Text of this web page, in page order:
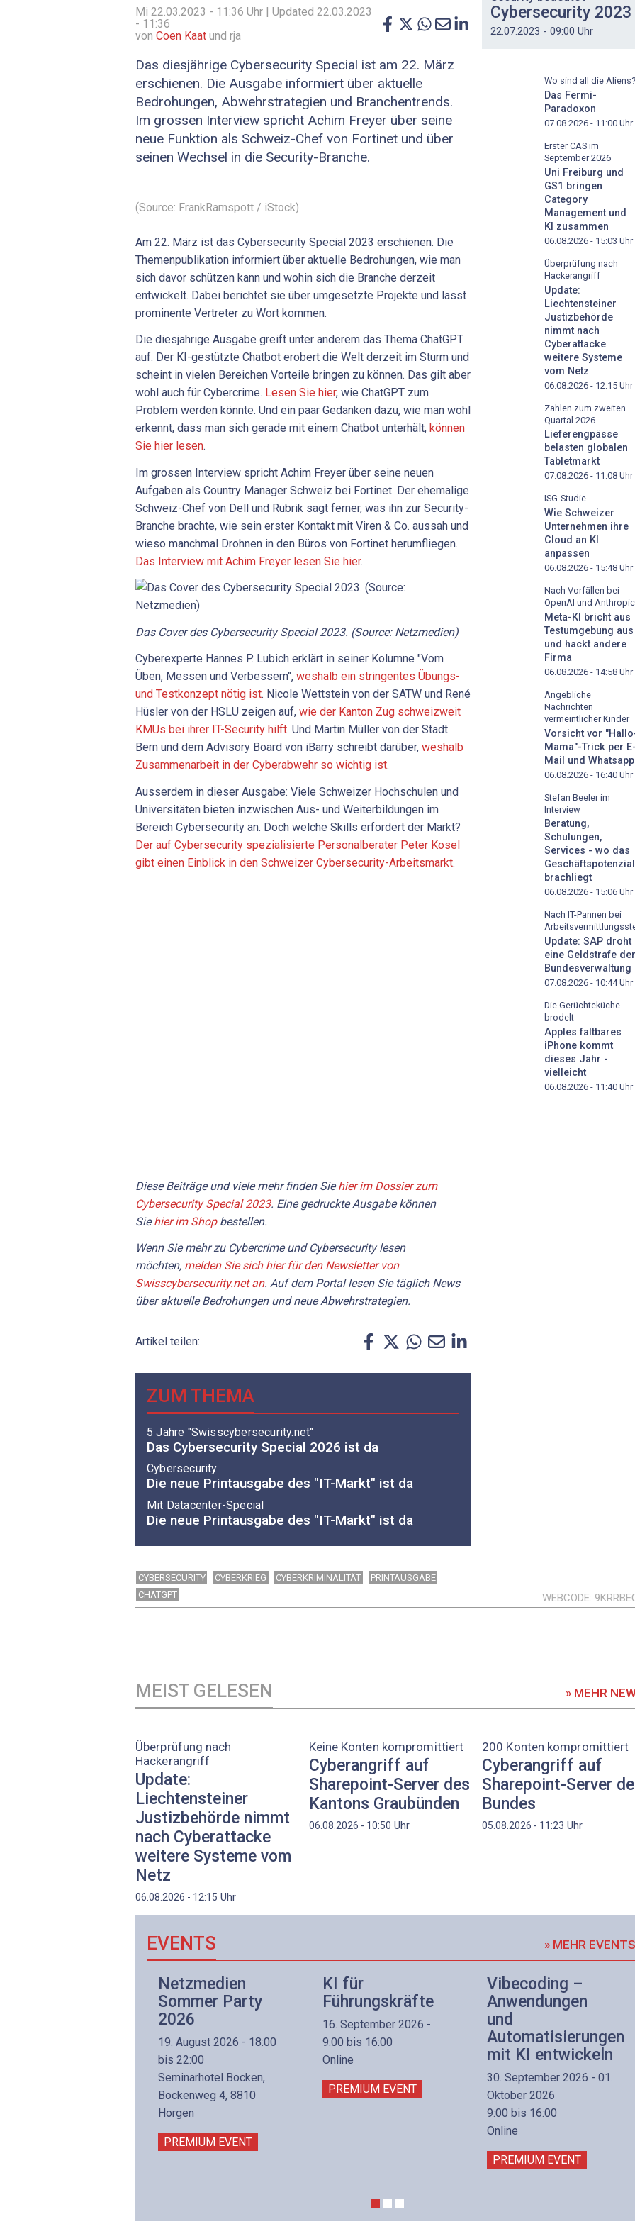
Mi 22.03.2023 - 11:36 Uhr | Updated 22.03.2023
- 11:36
von Coen Kaat und rja
Das diesjährige Cybersecurity Special ist am 22. März
erschienen. Die Ausgabe informiert über aktuelle
Bedrohungen, Abwehrstrategien und Branchentrends.
Im grossen Interview spricht Achim Freyer über seine
neue Funktion als Schweiz-Chef von Fortinet und über
seinen Wechsel in die Security-Branche.
(Source: FrankRamspott / iStock)
Am 22. März ist das Cybersecurity Special 2023 erschienen. Die
Themenpublikation informiert über aktuelle Bedrohungen, wie man
sich davor schützen kann und wohin sich die Branche derzeit
entwickelt. Dabei berichtet sie über umgesetzte Projekte und lässt
prominente Vertreter zu Wort kommen.
Die diesjährige Ausgabe greift unter anderem das Thema ChatGPT
auf. Der KI-gestützte Chatbot erobert die Welt derzeit im Sturm und
scheint in vielen Bereichen Vorteile bringen zu können. Das gilt aber
wohl auch für Cybercrime. Lesen Sie hier, wie ChatGPT zum
Problem werden könnte. Und ein paar Gedanken dazu, wie man wohl
erkennt, dass man sich gerade mit einem Chatbot unterhält, können
Sie hier lesen.
Im grossen Interview spricht Achim Freyer über seine neuen
Aufgaben als Country Manager Schweiz bei Fortinet. Der ehemalige
Schweiz-Chef von Dell und Rubrik sagt ferner, was ihn zur Security-
Branche brachte, wie sein erster Kontakt mit Viren & Co. aussah und
wieso manchmal Drohnen in den Büros von Fortinet herumfliegen.
Das Interview mit Achim Freyer lesen Sie hier.
Das Cover des Cybersecurity Special 2023. (Source: Netzmedien)
Cyberexperte Hannes P. Lubich erklärt in seiner Kolumne "Vom
Üben, Messen und Verbessern", weshalb ein stringentes Übungs-
und Testkonzept nötig ist. Nicole Wettstein von der SATW und René
Hüsler von der HSLU zeigen auf, wie der Kanton Zug schweizweit
KMUs bei ihrer IT-Security hilft. Und Martin Müller von der Stadt
Bern und dem Advisory Board von iBarry schreibt darüber, weshalb
Zusammenarbeit in der Cyberabwehr so wichtig ist.
Ausserdem in dieser Ausgabe: Viele Schweizer Hochschulen und
Universitäten bieten inzwischen Aus- und Weiterbildungen im
Bereich Cybersecurity an. Doch welche Skills erfordert der Markt?
Der auf Cybersecurity spezialisierte Personalberater Peter Kosel
gibt einen Einblick in den Schweizer Cybersecurity-Arbeitsmarkt.
Diese Beiträge und viele mehr finden Siehier im Dossier zum
Cybersecurity Special 2023. Eine gedruckte Ausgabe können
Siehier im Shopbestellen.
Wenn Sie mehr zu Cybercrime und Cybersecurity lesen
möchten, melden Sie sich hier für den Newsletter von
Swisscybersecurity.net an. Auf dem Portal lesen Sie täglich News
über aktuelle Bedrohungen und neue Abwehrstrategien.
Artikel teilen:
ZUM THEMA
5 Jahre "Swisscybersecurity.net"
Das Cybersecurity Special 2026 ist da
Cybersecurity
Die neue Printausgabe des "IT-Markt" ist da
Mit Datacenter-Special
Die neue Printausgabe des "IT-Markt" ist da
Cybersecurity 2023
22.07.2023 - 09:00 Uhr
Wo sind all die Aliens?
Das Fermi-
Paradoxon
07.08.2026 - 11:00 Uhr
Erster CAS im
September 2026
Uni Freiburg und
GS1 bringen
Category
Management und
KI zusammen
06.08.2026 - 15:03 Uhr
Überprüfung nach
Hackerangriff
Update:
Liechtensteiner
Justizbehörde
nimmt nach
Cyberattacke
weitere Systeme
vom Netz
06.08.2026 - 12:15 Uhr
Zahlen zum zweiten
Quartal 2026
Lieferengpässe
belasten globalen
Tabletmarkt
07.08.2026 - 11:08 Uhr
ISG-Studie
Wie Schweizer
Unternehmen ihre
Cloud an KI
anpassen
06.08.2026 - 15:48 Uhr
Nach Vorfällen bei
OpenAI und Anthropic
Meta-KI bricht aus
Testumgebung aus
und hackt andere
Firma
06.08.2026 - 14:58 Uhr
Angebliche
Nachrichten
vermeintlicher Kinder
Vorsicht vor
Mama"-Trick per E-
Mail und Whatsapp
06.08.2026 - 16:40 Uhr
Stefan Beeler im
Interview
Beratung,
Schulungen,
Services - wo das
Geschäftspotenzial
brachliegt
06.08.2026 - 15:06 Uhr
Nach IT-Pannen bei
Update: SAP droht
eine Geldstrafe der
Bundesverwaltung
07.08.2026 - 10:44Uhr
Die Gerüchteküche
brodelt
Apples faltbares
iPhone kommt
dieses Jahr -
vielleicht
06.08.2026 - 11:40 Uhr
CYBERSECURITY CYBERKRIEG CYBERKRIMINALITÄT
PRINTAUSGABE
CHATGPT
WEBCODE
MEIST GELESEN » MEHR
Überprüfung nach
Hackerangriff
Update:
Liechtensteiner
Justizbehörde nimmt
nach Cyberattacke
weitere Systeme vom
Netz
06.08.2026 - 12:15 Uhr
Keine Konten kompromittiert
Cyberangriff auf
Sharepoint-Server des
Kantons Graubünden
06.08.2026 - 10:50 Uhr
200 Konten kompromittiert
Cyberangriff auf
Sharepoint-Server
Bundes
05.08.2026 - 11:23 Uhr
EVENTS » MEHR EVENTS
Netzmedien
Sommer Party
2026
19. August 2026 - 18:00
bis 22:00
Seminarhotel Bocken,
Bockenweg 4, 8810
Horgen
PREMIUM EVENT
KI für
Führungskräfte
16. September 2026 -
9:00 bis 16:00
Online
PREMIUM EVENT
Vibecoding –
Anwendungen
und
Automatisierungen
mit KI entwickeln
30. September 2026 - 01.
Oktober 2026
9:00 bis 16:00
Online
PREMIUM EVENT